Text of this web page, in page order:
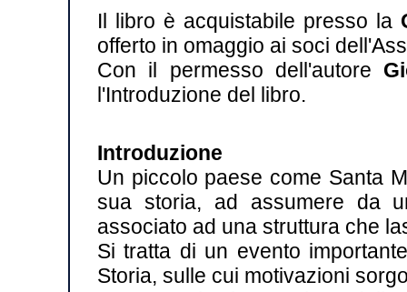
Il libro è acquistabile presso la
offerto in omaggio ai soci
Con il permesso dell'autore
l'Introduzione del libro.
Introduzione
Un piccolo paese come Santa
sua storia, ad assumere da
associato ad una struttura che
Si tratta di un evento
Storia, sulle cui motivazioni